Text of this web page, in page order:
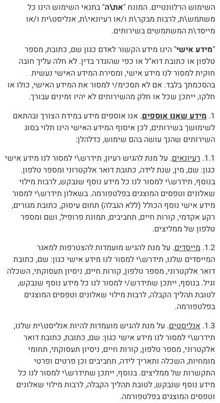
השימוש הרלוונטיים. המונח "את\ה" בתנאי השימוש הינו כל
משתמש\ת, לרבות מבקר\ת ו/או רעיונאי\ת, אנליסט\ית ו/או
מייסד\ת המשתמשים בשירותים.
"מידע אישי" הינו מידע הקשור לאדם כגון שם, כתובת, מספר
טלפון או כתובת דוא"ל או כפי שהוגדר בדין. לא חלה עליך חובה
חוקית למסור לנו מידע אישי, ומסירת המידע האישי נעשית
בהסכמתך בלבד. אם לא תסכימ/י למסור את המידע האישי, כולו או
חלקו, ייתכן שכל או חלק מהשירותים לא יהיו זמינים עבורך.
1. מידע שאנו אוספים. אנו אוספים מידע במידת הצורך ובהתאם
לשימושך בשירותים, לכן איסוף המידע האישי הינו תלוי בסוג
השירותים שהנך עושה בהם שימוש, כדלהלן:
1.1. רעיונאים. על מנת להגיש רעיון, תידרש\י למסור לנו מידע אישי
כגון: שם, מין, שנת לידה, כתובת דואר אלקטרוני ומספר טלפון.
בנוסף, תידרש\י למסור לנו כל מידע נוסף שנבקש, לרבות מילוי
שאלונים וטפסים המוצגים בפלטפורמה. בשאלון תידרש\י למסור
מידע אישי נוסף הכולל (ללא הגבלה) תחום עיסוק, כתובת מגורים,
רקע אקדמי, קורות חיים, תחביבים, תמונת פרופיל, ושם ומספר
טלפון של ממליצים.
1.2. מייסדים. על מנת להגיש מועמדות להצטרפות למאגר
המייסדים שלנו, תידרש\י למסור לנו מידע אישי כגון: שם, כתובת
דואר אלקטרוני, מספר טלפון, קורות חיים, ניסיון תעסוקתי, השכלה
וגיל. בנוסף, ייתכן שתידרש/י למסור לנו כל מידע נוסף שנבקש,
לטובת תהליך הקבלה, לרבות מילוי שאלונים וטפסים המוצגים
בפלטפורמה.
1.3. אנליסטים. על מנת להגיש מועמדות להיות אנליסט\ית שלנו,
תידרש\י למסור לנו מידע אישי כגון: שם, כתובת, כתובת דואר
אלקטרוני, מספר טלפון, קורות חיים, ניסיון תעסוקתי, תחומי
מומחיות, השכלה ותאריך לידה, תחביבים וכן פרטים ופרטי
התקשרות של ממליצים. בנוסף, ייתכן שתידרש\י למסור לנו כל
מידע נוסף שנבקש, לטובת תהליך הקבלה, לרבות מילוי שאלונים
וטפסים המוצגים בפלטפורמה.